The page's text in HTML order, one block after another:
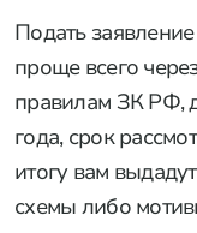
Подать
проще всего
правилам ЗК РФ,
года, срок
итогу вам
схемы либо